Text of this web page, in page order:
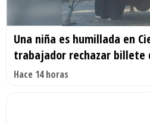
Una niña es humillada en
trabajador rechazar billete
Hace 14 horas